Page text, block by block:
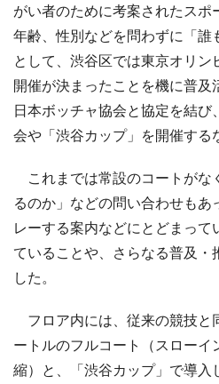
がい者のために考案されたス
年齢、性別などを問わずに「誰
として、渋谷区では東京オリ
開催が決まったことを機に普及
日本ボッチャ協会と協定を結
会や「渋谷カップ」を開催する
これまでは常設のコートがな
るのか」などの問い合わせも
レーする案内などにとどまって
ていることや、さらなる普及・
した。
フロア内には、従来の競技と
ートルのフルコート（スローイ
縮）と、「渋谷カップ」で導